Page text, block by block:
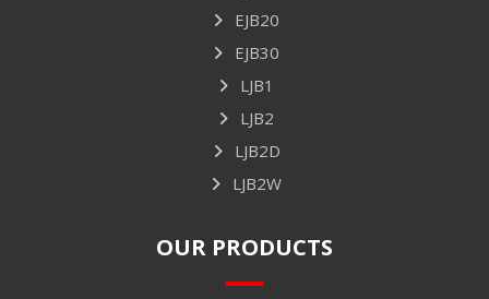
EJB20
EJB30
LJB1
LJB2
LJB2D
LJB2W
OUR PRODUCTS